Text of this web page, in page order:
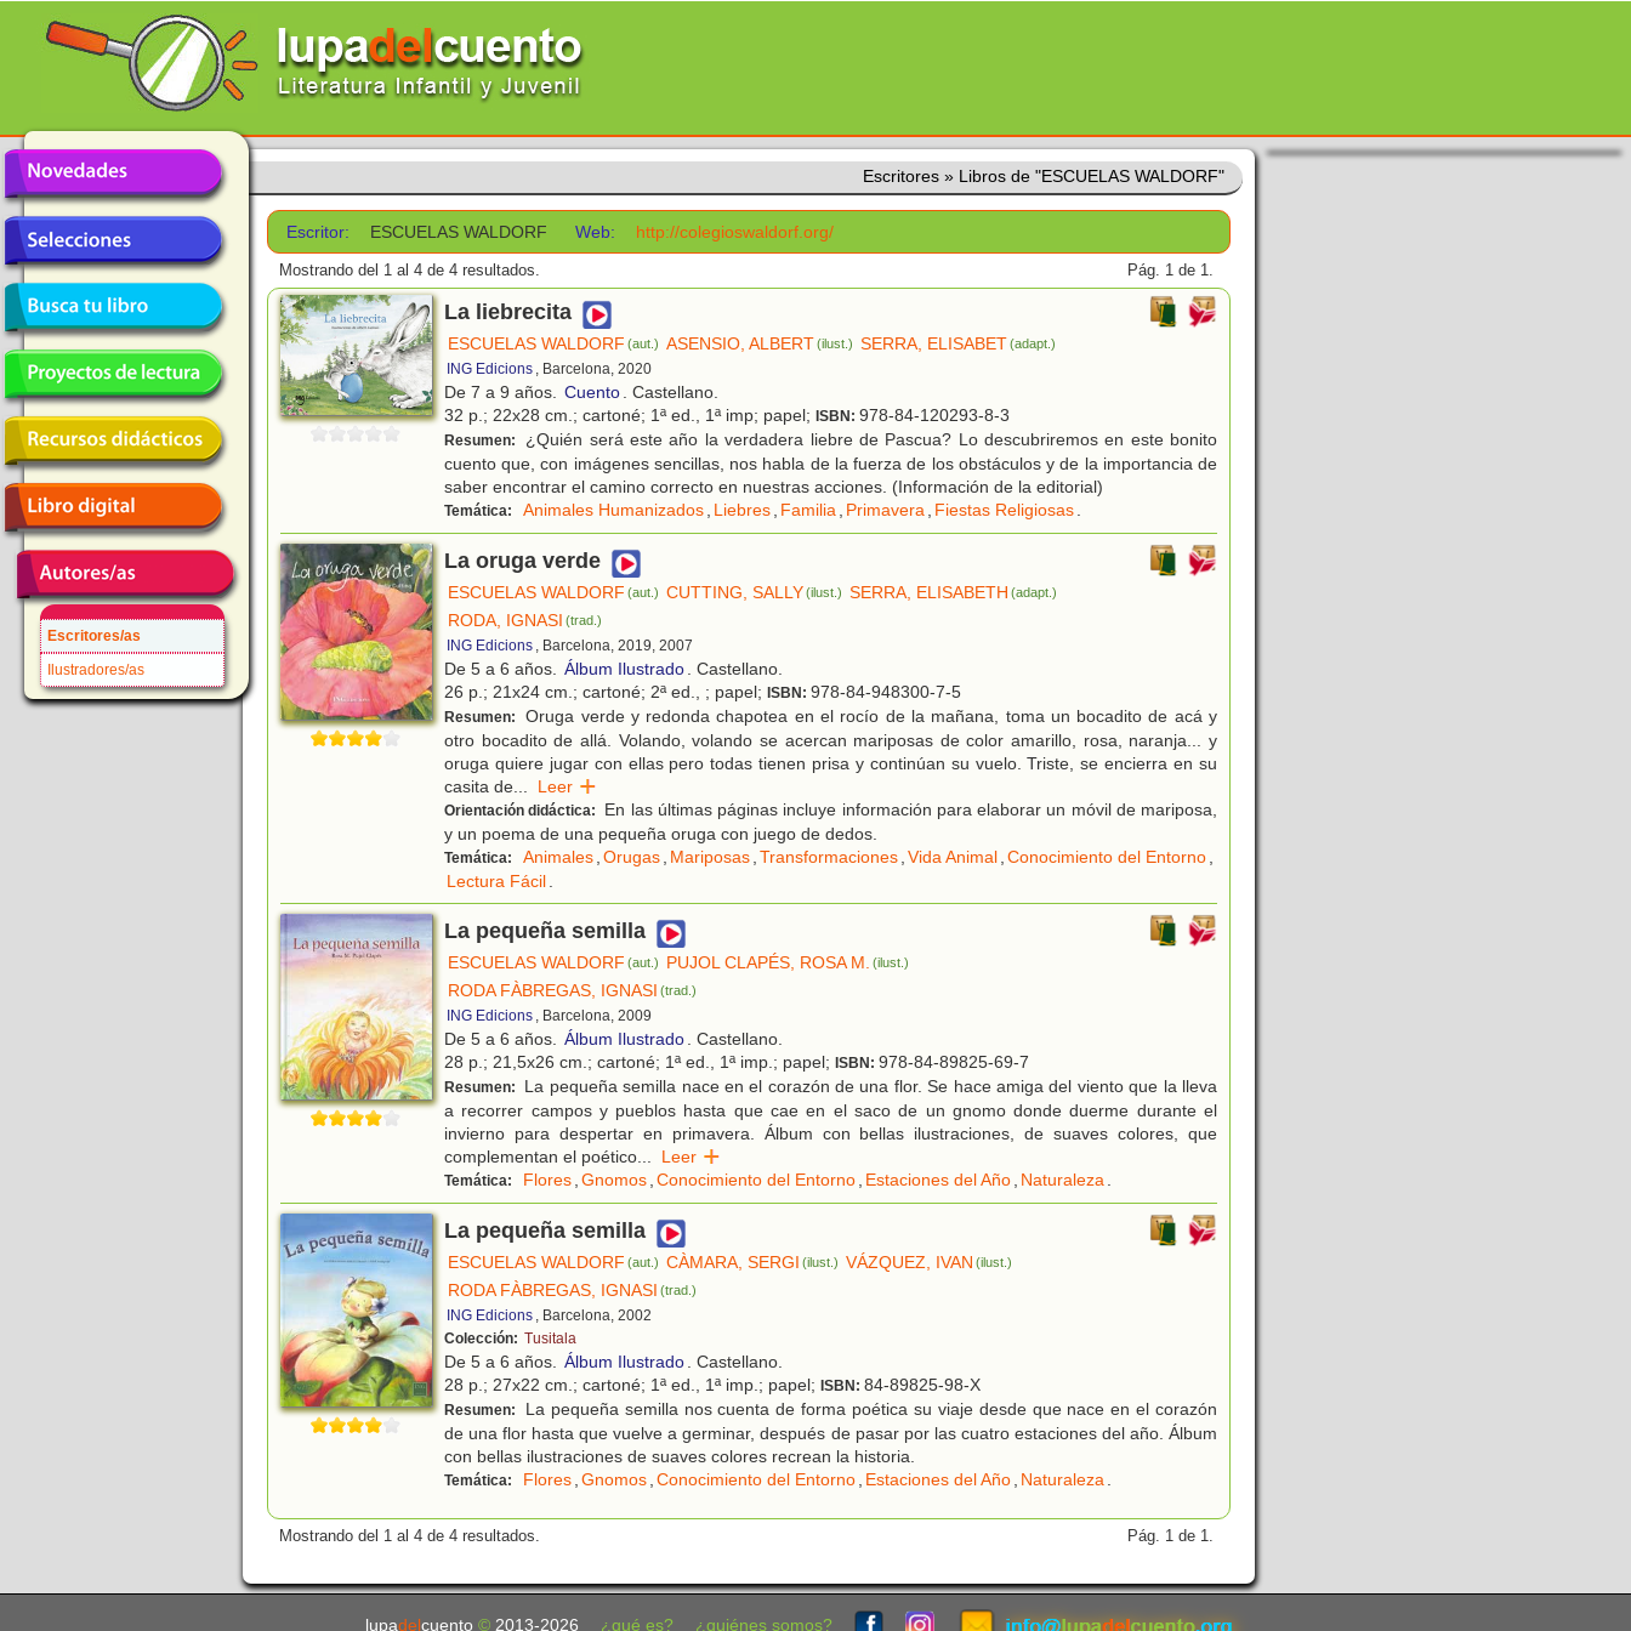
Escritores/as
Ilustradores/as
Escritores » Libros de "ESCUELAS WALDORF"
Escritor: ESCUELAS WALDORF Web: http://colegioswaldorf.org/
Mostrando del 1 al 4 de 4 resultados. Pág. 1 de 1.
La liebrecita
ESCUELAS WALDORF (aut.) ASENSIO, ALBERT(ilust.) SERRA, ELISABET (adapt.)
ING Edicions , Barcelona, 2020
De 7 a 9 años. Cuento. Castellano.
32 p.; 22x28 cm.; cartoné; 1ª ed., 1ª imp; papel; ISBN: 978-84-120293-8-3
Resumen:
¿Quién será este año la verdadera liebre de Pascua? Lo descubriremos en este bonito
cuento que, con imágenes sencillas, nos habla de la fuerza de los obstáculos y de la importancia de
saber encontrar el camino correcto en nuestras acciones. (Información de la editorial)
Temática: Animales Humanizados, Liebres, Familia, Primavera, Fiestas Religiosas.
La oruga verde
ESCUELAS WALDORF (aut.) CUTTING, SALLY(ilust.) SERRA, ELISABETH (adapt.)
RODA, IGNASI (trad.)
ING Edicions , Barcelona, 2019, 2007
De 5 a 6 años. Álbum Ilustrado. Castellano.
26 p.; 21x24 cm.; cartoné; 2ª ed., ; papel; ISBN: 978-84-948300-7-5
Resumen:
Oruga verde y redonda chapotea en el rocío de la mañana, toma un bocadito de acá y
otro bocadito de allá. Volando, volando se acercan mariposas de color amarillo, rosa, naranja... y
oruga quiere jugar con ellas pero todas tienen prisa y continúan su vuelo. Triste, se encierra en su
casita de... Leer
Orientación didáctica:
En las últimas páginas incluye información para elaborar un móvil de mariposa,
y un poema de una pequeña oruga con juego de dedos.
Temática: Animales,Orugas, Mariposas,Transformaciones,Vida Animal,Conocimiento del Entorno,
Lectura Fácil.
La pequeña semilla
ESCUELAS WALDORF (aut.) PUJOL CLAPÉS, ROSA M. (ilust.)
RODA FÀBREGAS, IGNASI (trad.)
ING Edicions , Barcelona, 2009
De 5 a 6 años. Álbum Ilustrado. Castellano.
28 p.; 21,5x26 cm.; cartoné; 1ª ed., 1ª imp.; papel; ISBN: 978-84-89825-69-7
Resumen:
La pequeña semilla nace en el corazón de una flor. Se hace amiga del viento que la lleva
a recorrer campos y pueblos hasta que cae en el saco de un gnomo donde duerme durante el
invierno para despertar en primavera. Álbum con bellas ilustraciones, de suaves colores, que
complementan el poético... Leer
Temática: Flores,Gnomos,Conocimiento del Entorno, Estaciones del Año, Naturaleza.
La pequeña semilla
ESCUELAS WALDORF (aut.) CÀMARA, SERGI (ilust.) VÁZQUEZ, IVAN (ilust.)
RODA FÀBREGAS, IGNASI (trad.)
ING Edicions , Barcelona, 2002
Colección: Tusitala
De 5 a 6 años. Álbum Ilustrado. Castellano.
28 p.; 27x22 cm.; cartoné; 1ª ed., 1ª imp.; papel; ISBN: 84-89825-98-X
Resumen:
La pequeña semilla nos cuenta de forma poética su viaje desde que nace en el corazón
de una flor hasta que vuelve a germinar, después de pasar por las cuatro estaciones del año. Álbum
con bellas ilustraciones de suaves colores recrean la historia.
Temática: Flores,Gnomos,Conocimiento del Entorno, Estaciones del Año, Naturaleza.
Mostrando del 1 al 4 de 4 resultados. Pág. 1 de 1.
lupadel cuento © 2013-2026 ¿qué es? ¿quiénes somos?